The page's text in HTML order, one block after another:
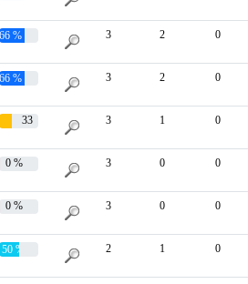
66 % 3 2 0
66 % 3 2 0
33
3 1 0
0 % 3 0 0
0 % 3 0 0
50 % 2 1 0